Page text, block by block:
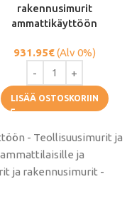
rakennusimurit
ammattikäyttöön
931.95€(Alv 0%)
LISÄÄ OSTOSKORIIN
- Teollisuusimurit ja
ja
ja rakennusimurit -